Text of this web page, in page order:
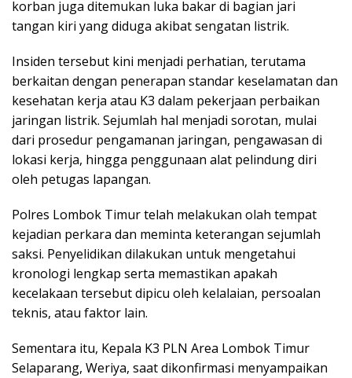
korban juga ditemukan luka bakar di bagian jari
tangan kiri yang diduga akibat sengatan listrik.
Insiden tersebut kini menjadi perhatian, terutama
berkaitan dengan penerapan standar keselamatan dan
kesehatan kerja atau K3 dalam pekerjaan perbaikan
jaringan listrik. Sejumlah hal menjadi sorotan, mulai
dari prosedur pengamanan jaringan, pengawasan di
lokasi kerja, hingga penggunaan alat pelindung diri
oleh petugas lapangan.
Polres Lombok Timur telah melakukan olah tempat
kejadian perkara dan meminta keterangan sejumlah
saksi. Penyelidikan dilakukan untuk mengetahui
kronologi lengkap serta memastikan apakah
kecelakaan tersebut dipicu oleh kelalaian, persoalan
teknis, atau faktor lain.
Sementara itu, Kepala K3 PLN Area Lombok Timur
Selaparang, Weriya, saat dikonfirmasi menyampaikan